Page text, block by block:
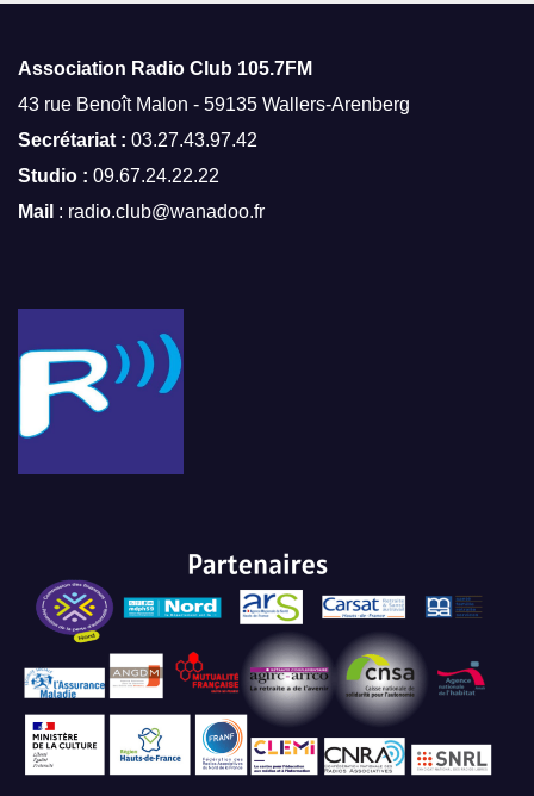
Association Radio Club 105.7FM
43 rue Benoît Malon - 59135 Wallers-Arenberg
Secrétariat : 03.27.43.97.42
Studio : 09.67.24.22.22
Mail : radio.club@wanadoo.fr